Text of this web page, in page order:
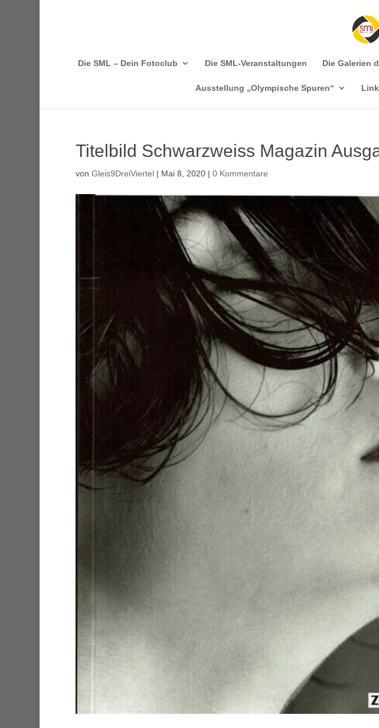
Die SML – Dein Fotoclub Die SML-Veranstaltungen Die Galerien
Ausstellung „Olympische Spuren“
Titelbild Schwarzweiss Magazin
von Gleis9DreiViertel| Mai 8, 2020| 0 Kommentare